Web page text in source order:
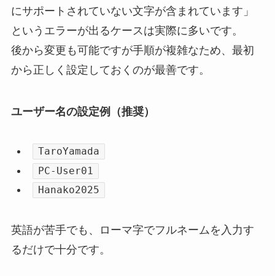
にサポートされていない文字が含まれています」
というエラーが出るケースは実際に多いです。
後から変更も可能ですが手順が複雑なため、最初
から正しく設定しておくのが最善です。
ユーザー名の設定例（推奨）
TaroYamada
PC-User01
Hanako2025
英語が苦手でも、ローマ字でフルネームを入力す
るだけで十分です。